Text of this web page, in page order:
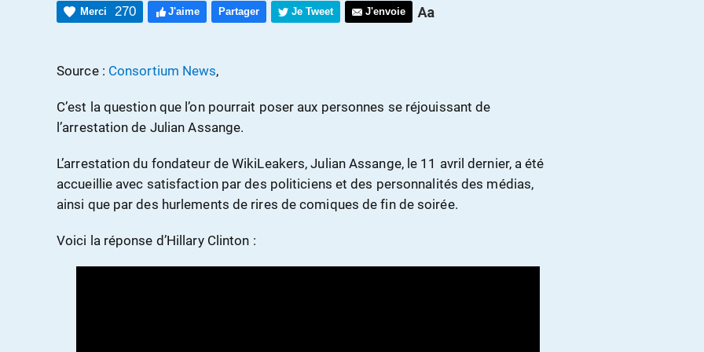
Merci 270 J'aime Partager Je Tweet J'envoie
Source : Consortium News,
C’est la question que l’on pourrait poser aux personnes se réjouissant de
l’arrestation de Julian Assange.
L’arrestation du fondateur de WikiLeakers, Julian Assange, le 11 avril dernier, a été
accueillie avec satisfaction par des politiciens et des personnalités des médias,
ainsi que par des hurlements de rires de comiques de fin de soirée.
Voici la réponse d’Hillary Clinton :